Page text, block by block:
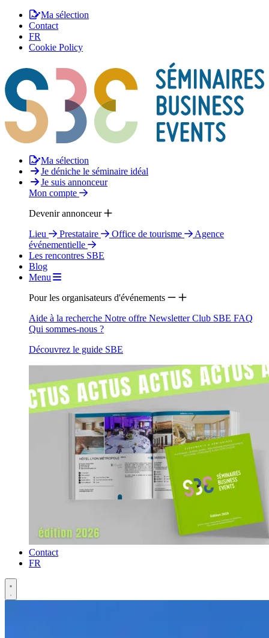
Ma sélection
Contact
FR
Cookie Policy
Ma sélection
Je déniche le séminaire idéal
Je suis annonceur
Mon compte
Devenir annonceur
Lieu
Prestataire Office de tourisme
Agence
événementielle
Les rencontres SBE
Blog
Menu
Pour les organisateurs d'événements
Aide à la recherche Notre offre NewsletterClub SBE FAQ
Qui sommes-nous ?
Découvrez le guide SBE
Contact
FR